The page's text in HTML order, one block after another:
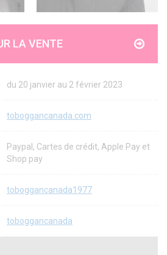
LA VENTE
du 20 janvier au 2 février 2023
toboggancanada.com
Paypal, Cartes de crédit, Apple Pay et
Shop pay
toboggancanada1977
toboggancanada